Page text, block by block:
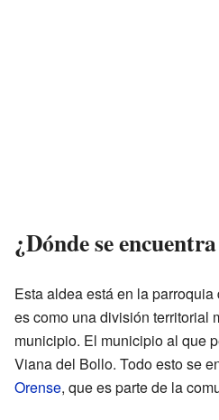
¿Dónde se
Esta aldea está en la
es como una división territorial
municipio. El municipio al que
Viana del Bollo. Todo esto se
Orense, que es parte de la